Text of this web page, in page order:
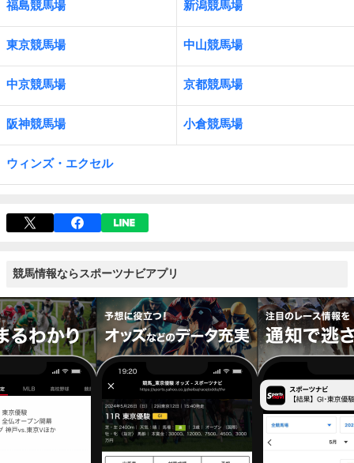
福島競馬場 新潟競馬場
東京競馬場 中山競馬場
中京競馬場 京都競馬場
阪神競馬場 小倉競馬場
ウィンズ・エクセル
競馬情報ならスポーツナビアプリ